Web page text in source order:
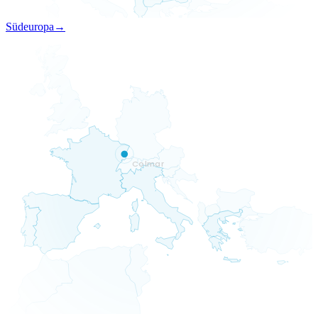
Südeuropa→
Colmar